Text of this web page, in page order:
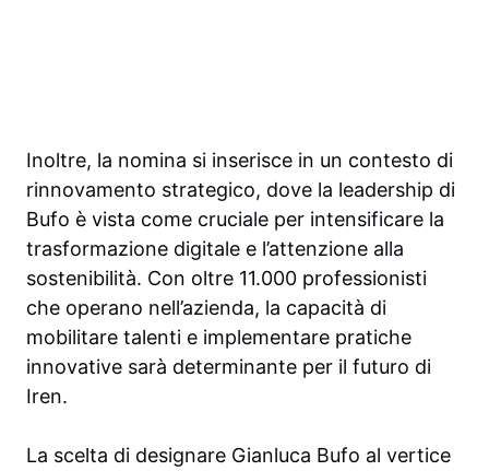
Inoltre, la nomina si inserisce in un contesto di
rinnovamento strategico, dove la leadership di
Bufo è vista come cruciale per intensificare la
trasformazione digitale e l’attenzione alla
sostenibilità. Con oltre 11.000 professionisti
che operano nell’azienda, la capacità di
mobilitare talenti e implementare pratiche
innovative sarà determinante per il futuro di
Iren.
La scelta di designare Gianluca Bufo al vertice